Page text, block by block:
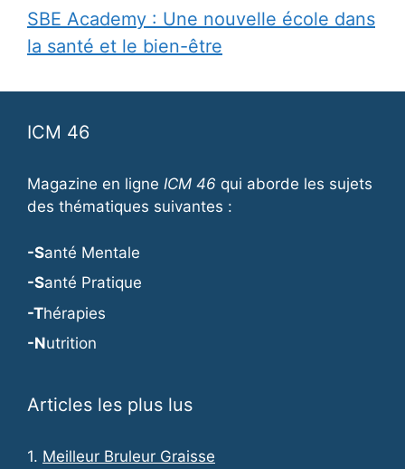
SBE Academy : Une nouvelle école dans
la santé et le bien-être
ICM 46
Magazine en ligne ICM 46 qui aborde les sujets
des thématiques suivantes :
-Santé Mentale
-Santé Pratique
-Thérapies
-Nutrition
Articles les plus lus
1. Meilleur Bruleur Graisse